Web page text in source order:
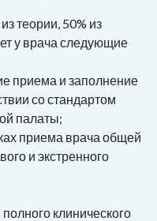
теории, 50% из
у врача следующие
приема и заполнение
со стандартом
палаты;
приема врача общей
и экстренного
клинического